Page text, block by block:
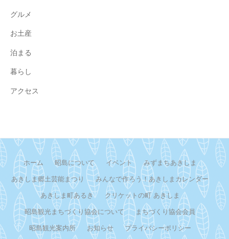
グルメ
お土産
泊まる
暮らし
アクセス
ホーム 昭島について イベント みずまちあきしま
あきしま郷土芸能まつり みんなで作ろう！あきしまカレンダー
あきしま町あるき クリケットの町 あきしま
昭島観光まちづくり協会について まちづくり協会会員
昭島観光案内所 お知らせ プライバシーポリシー